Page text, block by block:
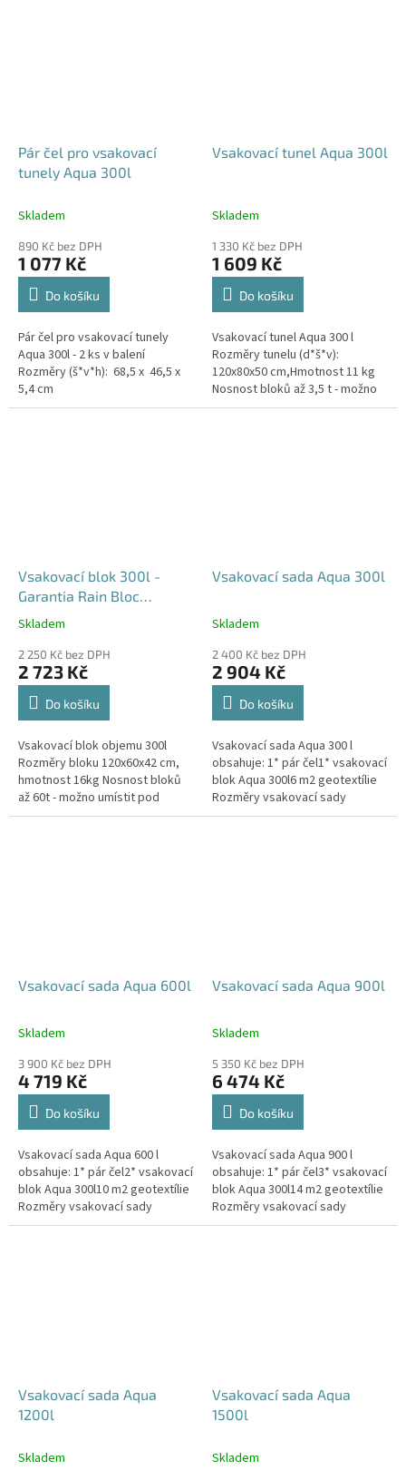
Pár čel pro vsakovací
tunely Aqua 300l
Skladem
890 Kč bez DPH
1 077 Kč
Do košíku
Pár čel pro vsakovací tunely
Aqua 300l - 2 ks v balení
Rozměry (š*v*h): 68,5 x 46,5 x
5,4 cm
Vsakovací tunel Aqua 300l
Skladem
1 330 Kč bez DPH
1 609 Kč
Do košíku
Vsakovací tunel Aqua 300 l
Rozměry tunelu (d*š*v):
120x80x50 cm,Hmotnost 11 kg
Nosnost bloků až 3,5 t - možno
umístit pod parkovací stání do
Vsakovací blok 300l -
Garantia Rain Bloc
Compact
Průměrné
produktu
je
4,5
hvězdiček.
Skladem
2 250 Kč bez DPH
2 723 Kč
Do košíku
Vsakovací blok objemu 300l
Rozměry bloku 120x60x42 cm,
hmotnost 16kg Nosnost bloků
až 60t - možno umístit pod
parkovací stání, komunikace,
Vsakovací sada Aqua 300l
Průměrné
produktu
je
5,0
hvězdiček.
Skladem
2 400 Kč bez DPH
2 904 Kč
Do košíku
Vsakovací sada Aqua 300 l
obsahuje: 1* pár čel1* vsakovací
blok Aqua 300l6 m2 geotextílie
Rozměry vsakovací sady
120x80x52 cm Nosnost bloků až
Vsakovací sada Aqua 600l
Průměrné
produktu
je
5,0
hvězdiček.
Skladem
3 900 Kč bez DPH
4 719 Kč
Do košíku
Vsakovací sada Aqua 600 l
obsahuje: 1* pár čel2* vsakovací
blok Aqua 300l10 m2 geotextílie
Rozměry vsakovací sady
240x80x52 cm Nesedí vám
Vsakovací sada Aqua 900l
Průměrné
produktu
je
5,0
hvězdiček.
Skladem
5 350 Kč bez DPH
6 474 Kč
Do košíku
Vsakovací sada Aqua 900 l
obsahuje: 1* pár čel3* vsakovací
blok Aqua 300l14 m2 geotextílie
Rozměry vsakovací sady
360x80x52 cm Nesedí vám
Vsakovací sada Aqua
1200l
Skladem
Vsakovací sada Aqua
1500l
Skladem